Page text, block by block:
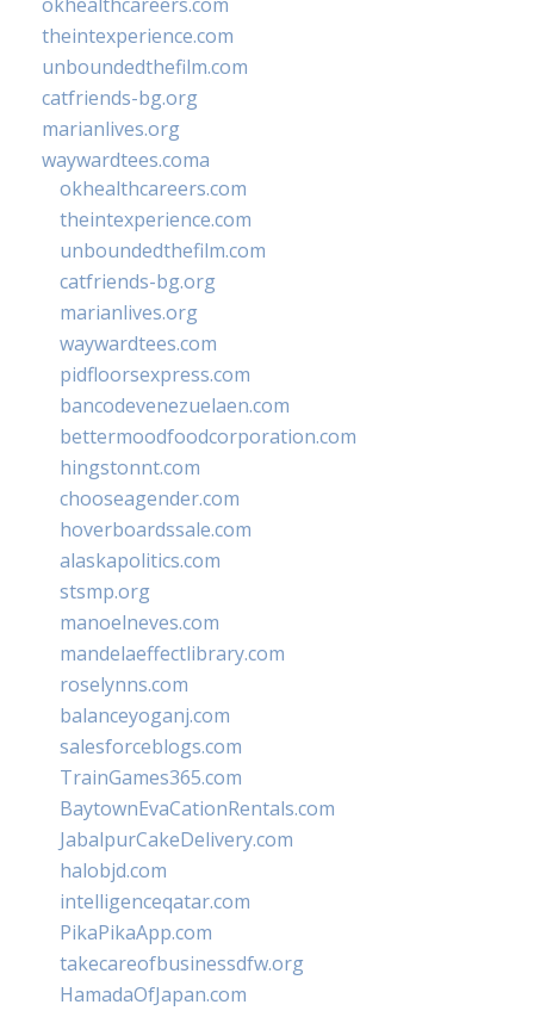
theintexperience.com
unboundedthefilm.com
catfriends-bg.org
marianlives.org
waywardtees.coma
okhealthcareers.com
theintexperience.com
unboundedthefilm.com
catfriends-bg.org
marianlives.org
waywardtees.com
pidfloorsexpress.com
bancodevenezuelaen.com
bettermoodfoodcorporation.com
hingstonnt.com
chooseagender.com
hoverboardssale.com
alaskapolitics.com
stsmp.org
manoelneves.com
mandelaeffectlibrary.com
roselynns.com
balanceyoganj.com
salesforceblogs.com
TrainGames365.com
BaytownEvaCationRentals.com
JabalpurCakeDelivery.com
halobjd.com
intelligenceqatar.com
PikaPikaApp.com
takecareofbusinessdfw.org
HamadaOfJapan.com